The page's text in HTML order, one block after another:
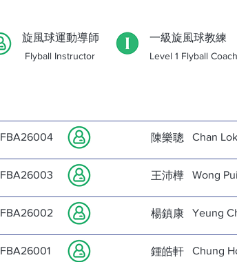
旋風球運動導師
Flyball Instructor
一級旋風球教練
Level 1 Flyball Coach
FBA26004 陳樂聰 Chan
FBA26003 王沛樺 Wong
FBA26002 楊鎮康 Yeung
FBA26001 鍾皓軒 Chung